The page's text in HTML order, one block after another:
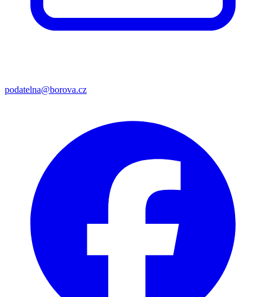
podatelna@borova.cz